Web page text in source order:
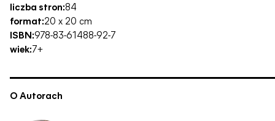
liczba stron:84
format:20 x 20 cm
ISBN:978-83-61488-92-7
wiek:7+
O Autorach